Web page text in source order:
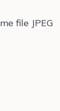
file JPEG